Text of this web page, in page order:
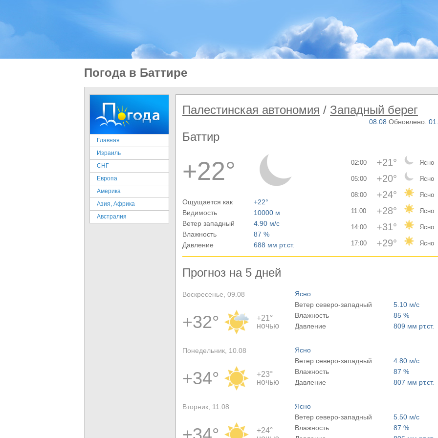
Погода в Баттире
Главная
Израиль
СНГ
Европа
Америка
Азия, Африка
Австралия
Палестинская автономия / Западный берег
08.08 Обновлено:
Баттир
+22°
Ощущается как
+22°
Видимость
10000 м
Ветер западный
4.90 м/с
Влажность
87 %
Давление
688 мм рт.ст.
02:00 +21° Ясно
05:00 +20° Ясно
08:00 +24° Ясно
11:00 +28° Ясно
14:00 +31° Ясно
17:00 +29° Ясно
Прогноз на 5 дней
Воскресенье, 09.08
+32°
+21°
ночью
Ясно
Ветер северо-западный
5.10 м/с
Влажность
85 %
Давление
809 мм рт.ст.
Понедельник, 10.08
+34°
+23°
ночью
Ясно
Ветер северо-западный
4.80 м/с
Влажность
87 %
Давление
807 мм рт.ст.
Вторник, 11.08
+24°
Ясно
Ветер северо-западный
5.50 м/с
Влажность
87 %